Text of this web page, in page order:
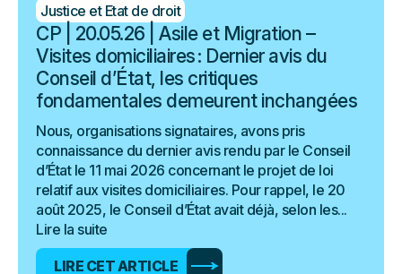
Justice et Etat de droit
CP | 20.05.26 | Asile et Migration –
Visites domiciliaires : Dernier avis du
Conseil d’État, les critiques
fondamentales demeurent inchangées
Nous, organisations signataires, avons pris
connaissance du dernier avis rendu par le Conseil
d’État le 11 mai 2026 concernant le projet de loi
relatif aux visites domiciliaires. Pour rappel, le 20
août 2025, le Conseil d’État avait déjà, selon les...
Lire la suite
LIRE CET ARTICLE